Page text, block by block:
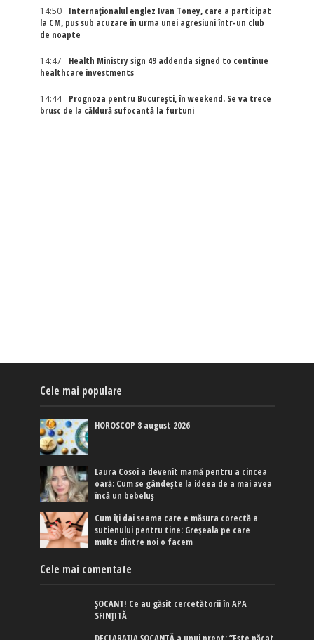
14:50
Internaţionalul englez Ivan Toney, care a participat
la CM, pus sub acuzare în urma unei agresiuni într-un club
de noapte
14:47
Health Ministry sign 49 addenda signed to continue
healthcare investments
14:44
Prognoza pentru București, în weekend. Se va trece
brusc de la căldură sufocantă la furtuni
Cele mai populare
HOROSCOP 8 august 2026
Laura Cosoi a devenit mamă pentru a cincea
oară: Cum se gândește la ideea de a mai avea
încă un bebeluș
Cum îți dai seama care e măsura corectă a
sutienului pentru tine: Greșeala pe care
multe dintre noi o facem
Cele mai comentate
ȘOCANT! Ce au găsit cercetătorii în APA
SFINȚITĂ